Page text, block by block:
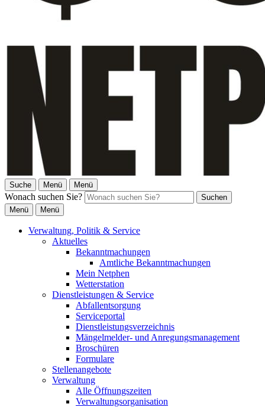
Suche Menü Menü
Wonach suchen Sie?
Suchen
Menü
Menü
Verwaltung, Politik & Service
Aktuelles
Bekanntmachungen
Amtliche Bekanntmachungen
Mein Netphen
Wetterstation
Dienstleistungen & Service
Abfallentsorgung
Serviceportal
Dienstleistungsverzeichnis
Mängelmelder- und Anregungsmanagement
Broschüren
Formulare
Stellenangebote
Verwaltung
Alle Öffnungszeiten
Verwaltungsorganisation